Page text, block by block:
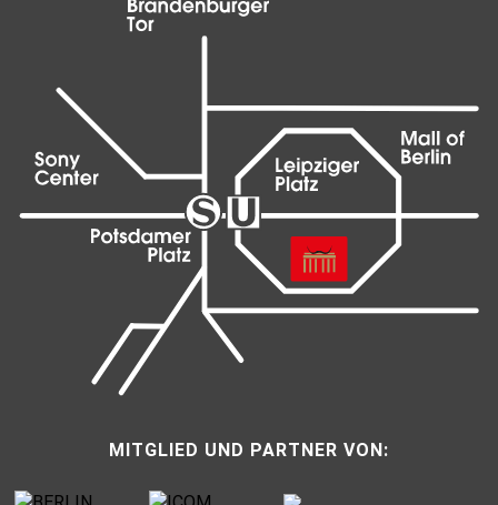
MITGLIED UND PARTNER VON: